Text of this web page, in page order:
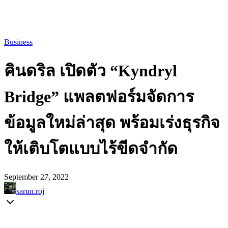
Business
คินดริล เปิดตัว “Kyndryl
Bridge” แพลตฟอร์มจัดการ
ข้อมูลใหม่ล่าสุด พร้อมเร่งธุรกิจ
ให้เติบโตแบบไร้ขีดจำกัด
September 27, 2022
sarun.roj